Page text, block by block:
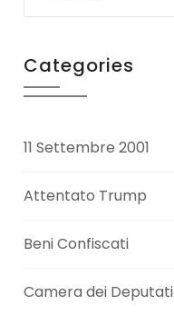
Categories
11 Settembre 2001
Attentato Trump
Beni Confiscati
Camera dei Deputati